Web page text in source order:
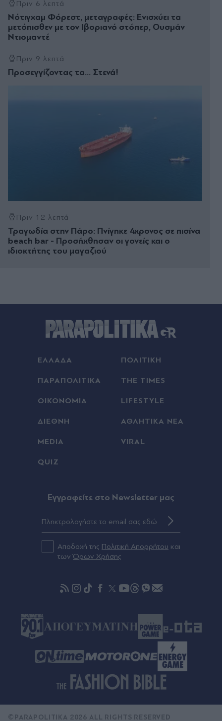
Πριν 6 λεπτά
Νότιγχαμ Φόρεστ, μεταγραφές: Ενισχύει τα
μετόπισθεν με τον Ιβοριανό στόπερ, Ουσμάν
Ντιομαντέ
Πριν 9 λεπτά
Προσεγγίζοντας τα… Στενά!
Πριν 12 λεπτά
Τραγωδία στην Πάρο: Πνίγηκε 4χρονος σε πισίνα
beach bar - Προσήχθησαν οι γονείς και ο
ιδιοκτήτης του μαγαζιού
φόβοι για κλιμάκωση και τα "όρια της
Πριν 23 λεπτά
τουρίστες με γαστρεντερίτιδα και ωτίτιδες μετά
Έρωτας και εκδίκηση με "Κρίνο και
αγκάθι": Γεροντιδάκης, Παντούση, Διδασκάλου,
Τσορτέκης και Μάινας πρωταγωνιστούν στη νέα
Πριν 36 λεπτά
πάνω από μία εβδομάδα
Πριν 37 λεπτά
Φρουροί της Επανάστασης: "Το Ορμούζ θα
ανοίξει όταν οι ΗΠΑ αποδεχθούν τους όρους της
Τεχεράνης"
ΕΛΛΑΔΑ ΠΟΛΙΤΙΚΗ
ΠΑΡΑΠΟΛΙΤΙΚΑ THE TIMES
ΟΙΚΟΝΟΜΙΑ LIFESTYLE
ΔΙΕΘΝΗ ΑΘΛΗΤΙΚΑ ΝΕΑ
MEDIA VIRAL
QUIZ
Eγγραφείτε στο Newsletter μας
Αποδοχή της Πολιτική Απορρήτου και
τωνΌρων Χρήσης
©PARAPOLITIKA 2026 ALL RIGHTS RESERVED